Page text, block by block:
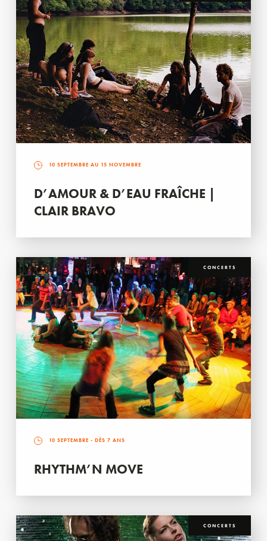
10 SEPTEMBRE AU 15 NOVEMBRE
D’AMOUR & D’EAU FRAÎCHE |
CLAIR BRAVO
CONCERTS
10 SEPTEMBRE - DÈS 7 ANS
RHYTHM’N MOVE
CONCERTS